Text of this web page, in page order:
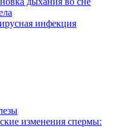
инфекция
изменения спермы: